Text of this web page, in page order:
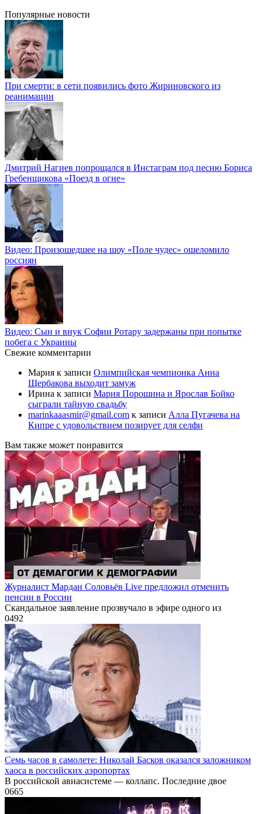
Популярные новости
При смерти: в сети появились фото Жириновского из
реанимации
Дмитрий Нагиев попрощался в Инстаграм под песню Бориса
Гребенщикова «Поезд в огне»
Видео: Произошедшее на шоу «Поле чудес» ошеломило
россиян
Видео: Сын и внук Софии Ротару задержаны при попытке
побега с Украины
Свежие комментарии
Мария к записи Олимпийская чемпионка Анна
Щербакова выходит замуж
Ирина к записи Мария Порошина и Ярослав Бойко
сыграли тайную свадьбу
marinkaaasmir@gmail.com к записи Алла Пугачева на
Кипре с удовольствием позирует для селфи
Вам также может понравится
Журналист Мардан Соловьёв Live предложил отменить
пенсии в России
Скандальное заявление прозвучало в эфире одного из
0492
Семь часов в самолете: Николай Басков оказался заложником
хаоса в российских аэропортах
В российской авиасистеме — коллапс. Последние двое
0665